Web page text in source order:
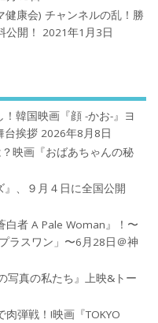
康会) チャンネルの乱！勝
開！
2021年1月3日
韓国映画『顔 -かお-』ヨ
台挨拶 2026年8月8日
映画『おばあちゃんの秘
、９月４日に全国公開
白者 A Pale Woman』！〜
ラスワン」〜6月28日＠神
写真の私たち』上映&トー
弾戦！!映画『TOKYO